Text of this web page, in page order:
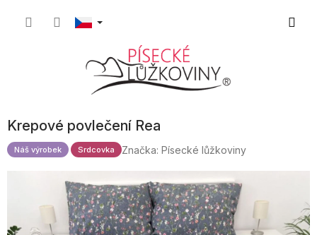
Krepové povlečení Rea
Náš výrobek Srdcovka Značka: Písecké lůžkoviny